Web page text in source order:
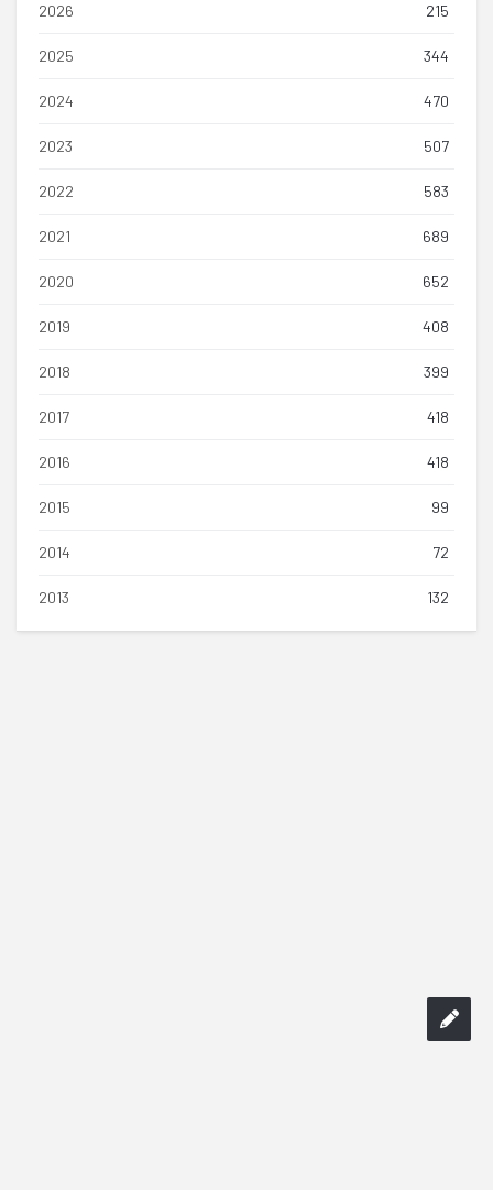
2026 215
2025 344
2024 470
2023 507
2022 583
2021 689
2020 652
2019 408
2018 399
2017 418
2016 418
2015 99
2014 72
2013 132